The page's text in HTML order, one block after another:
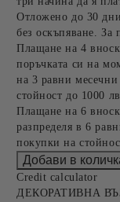
Отложено до 30
без оскъпяване. За
Плащане на 4
поръчката си на
на 3 равни
стойност до 1000
Плащане на 6
разпределя в 6
покупки на
Credit calculator
ДЕКОРАТИВНА